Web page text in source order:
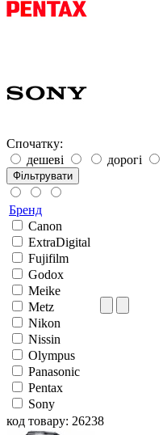
Спочатку:
дешеві
дорогі
Фільтрувати
Бренд
Canon
ExtraDigital
Fujifilm
Godox
Meike
Metz
Nikon
Nissin
Olympus
Panasonic
Pentax
Sony
код товару: 26238